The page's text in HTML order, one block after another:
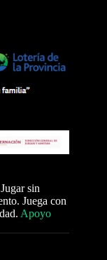
sin
Juega con
Apoyo